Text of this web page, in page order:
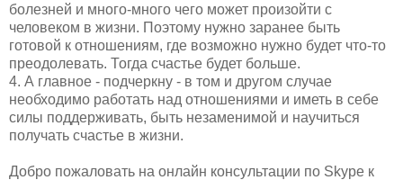
болезней и много-много чего может произойти с
человеком в жизни. Поэтому нужно заранее быть
готовой к отношениям, где возможно нужно будет что-то
преодолевать. Тогда счастье будет больше.
4. А главное - подчеркну - в том и другом случае
необходимо работать над отношениями и иметь в себе
силы поддерживать, быть незаменимой и научиться
получать счастье в жизни.
Добро пожаловать на онлайн консультации по Skype к